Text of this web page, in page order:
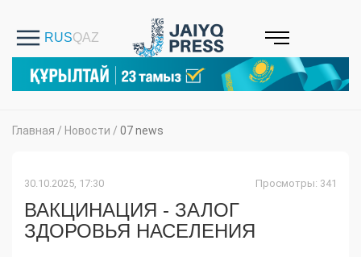
Главная / Новости / 07 news
30.10.2025, 17:30 Просмотры: 341
ВАКЦИНАЦИЯ - ЗАЛОГ
ЗДОРОВЬЯ НАСЕЛЕНИЯ